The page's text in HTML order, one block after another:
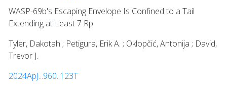
WASP-69b's Escaping Envelope Is Confined to a Tail
Extending at Least 7 Rp
Tyler, Dakotah ; Petigura, Erik A. ; Oklopčić, Antonija ; David,
Trevor J.
2024ApJ...960..123T